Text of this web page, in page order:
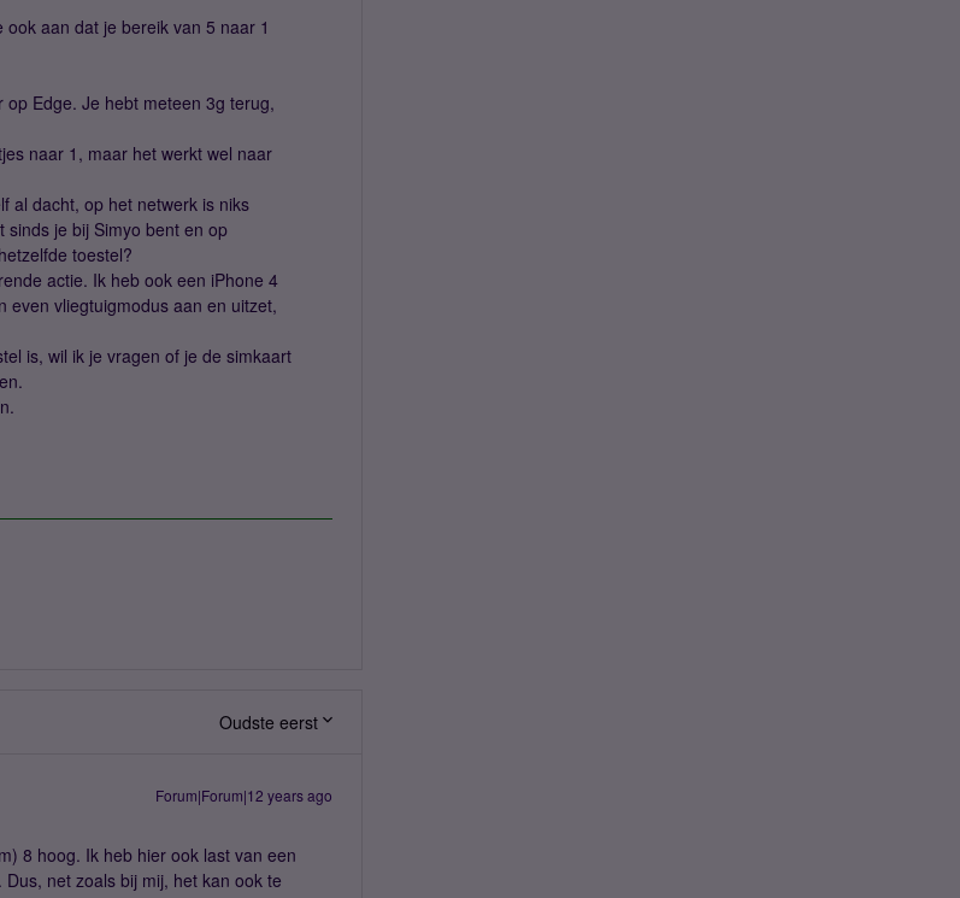
aan dat je bereik van 5 naar 1
Edge. Je hebt meteen 3g terug,
naar 1, maar het werkt wel naar
al dacht, op het netwerk is niks
je bij Simyo bent en op
toestel?
actie. Ik heb ook een iPhone 4
even vliegtuigmodus aan en uitzet,
is, wil ik je vragen of je de simkaart
Oudste eerst
Forum|Forum|12 years ago
8 hoog. Ik heb hier ook last van een
net zoals bij mij, het kan ook te